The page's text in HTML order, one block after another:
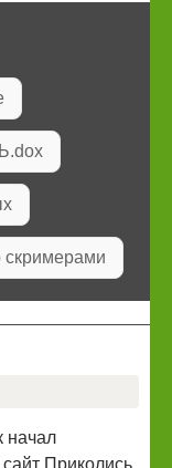
скримерами
начал
Приколись